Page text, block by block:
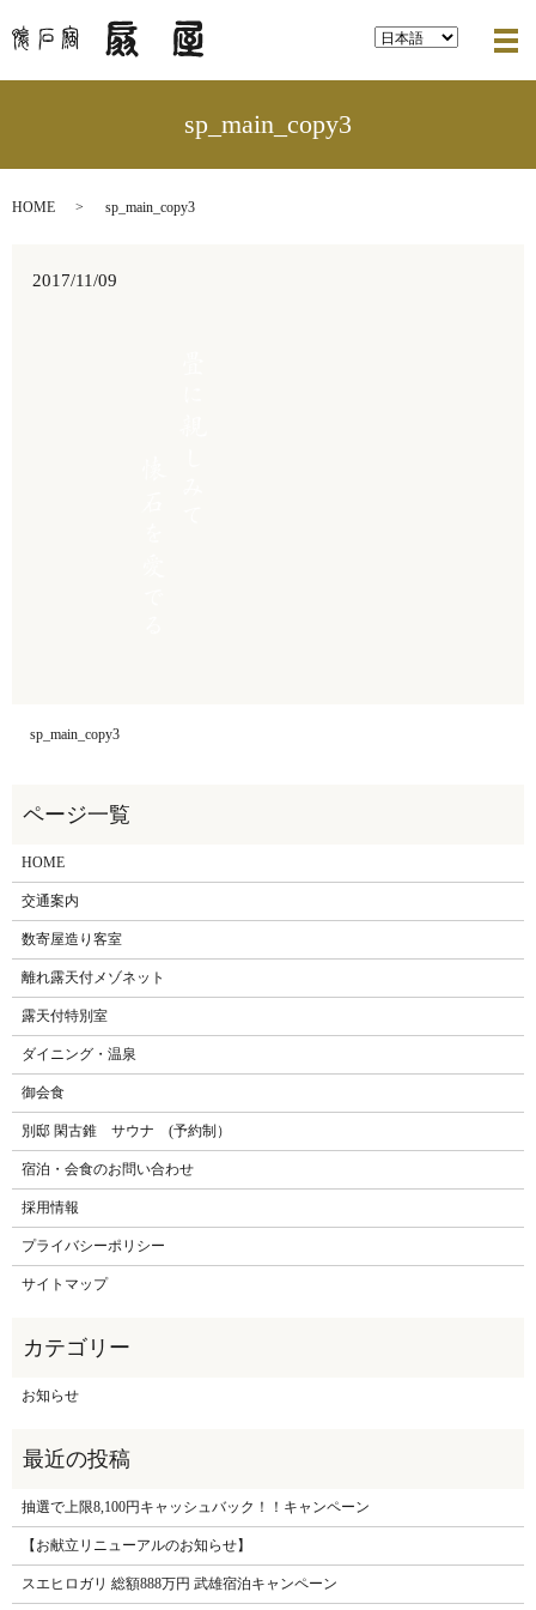
sp_main_copy3
HOME sp_main_copy3
2017/11/09
sp_main_copy3
HOME
交通案内
数寄屋造り客室
離れ露天付メゾネット
露天付特別室
ダイニング・温泉
御会食
別邸 閑古錐 サウナ (予約制）
宿泊・会食のお問い合わせ
採用情報
プライバシーポリシー
サイトマップ
お知らせ
抽選で上限8,100円キャッシュバック！！キャンペーン
【お献立リニューアルのお知らせ】
スエヒロガリ 総額888万円 武雄宿泊キャンペーン